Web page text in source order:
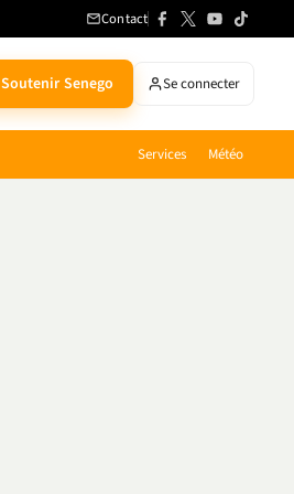
Contact
Soutenir Senego Se connecter
Services Météo